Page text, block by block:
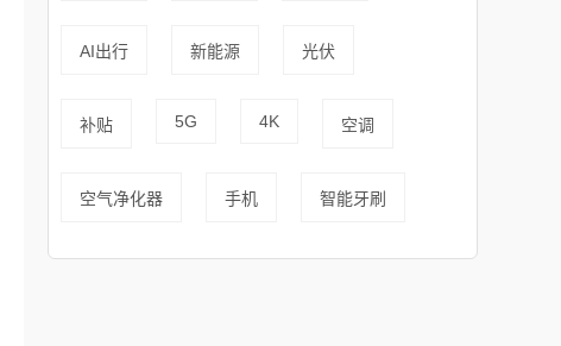
AI出行 新能源 光伏
补贴 5G 4K 空调
空气净化器 手机 智能牙刷